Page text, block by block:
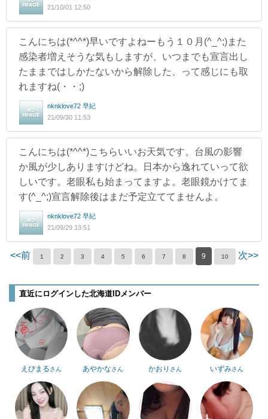
21/10/01 12:50
こんにちは(*^^*)早いですよねーもう１０月(^_^;)また
感染者増えそうな気もしますが、いつまでも宣言出し
たままではしかたないから解除した、って感じにも取
れますね(・・;)
nknklove72 早紀
21/09/30 11:53
こんにちは(*^^*)こちらいいお天気です。台風の影響
か風が少しありますけどね。日本から逸れていって欲
しいです。老眼私も始まってますよ。老眼鏡かけてま
す(^_^;)宣言解除後はまだ予定立ててませんよ。
nknklove72 早紀
21/09/29 13:51
<<前 1 2 3 4 5 6 7 8 9 10 次>>
直近にログインした北海道IDメンバー
えびまるさん あやかなさん かおり さん いずみさん